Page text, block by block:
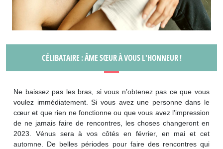
CÉLIBATAIRE : ÂME SŒUR À VOUS L'HONNEUR !
Ne baissez pas les bras, si vous n’obtenez pas ce que vous
voulez immédiatement. Si vous avez une personne dans le
cœur et que rien ne fonctionne ou que vous avez l’impression
de ne jamais faire de rencontres, les choses changeront en
2023. Vénus sera à vos côtés en février, en mai et cet
automne. De belles périodes pour faire des rencontres qui